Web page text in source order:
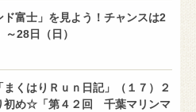
ド富士」を見よう！チャンスは2
28日（日）
まくはりＲｕｎ日記」（１７）２
初め☆「第４２回 千葉マリンマ